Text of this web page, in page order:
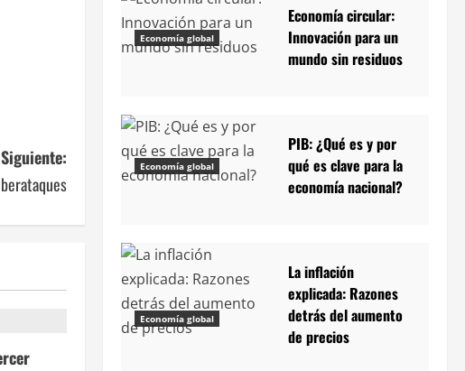
Siguiente:
Economía global
Economía circular:
Innovación para un
mundo sin residuos
Economía global
PIB: ¿Qué es y por
qué es clave para la
economía nacional?
Economía global
La inflación
explicada: Razones
detrás del aumento
de precios